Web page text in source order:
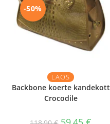
-50%
LAOS
Backbone koerte kandekott
Crocodile
Algne